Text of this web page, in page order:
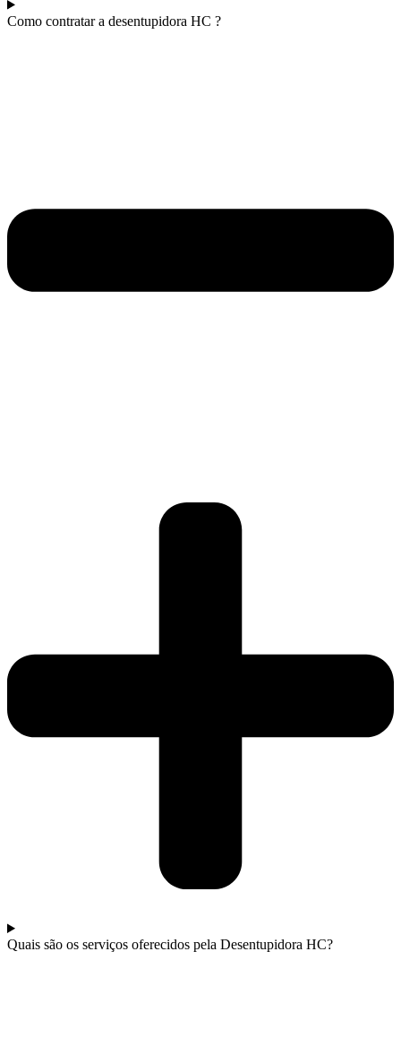
Como contratar a desentupidora HC ?
Quais são os serviços oferecidos pela Desentupidora HC?